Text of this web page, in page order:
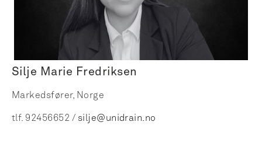
Silje Marie Fredriksen
Markedsfører, Norge
tlf. 92456652 / silje@unidrain.no